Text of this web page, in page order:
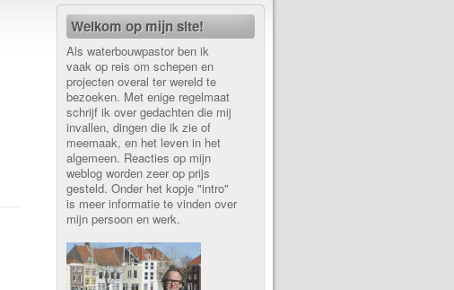
Welkom op mijn site!
Als waterbouwpastor ben ik
vaak op reis om schepen en
projecten overal ter wereld te
bezoeken. Met enige regelmaat
schrijf ik over gedachten die mij
invallen, dingen die ik zie of
meemaak, en het leven in het
algemeen. Reacties op mijn
weblog worden zeer op prijs
gesteld. Onder het kopje "intro"
is meer informatie te vinden over
mijn persoon en werk.